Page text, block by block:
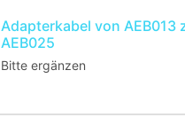
Adapterkabel von AEB013
AEB025
Bitte ergänzen